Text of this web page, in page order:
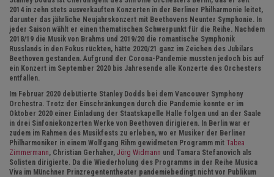
2014 in zehn stets ausverkauften Konzerten in der Berliner Philharmonie leitet,
darunter das jährliche Neujahrskonzert mit Beethovens Neunter Symphonie. In
jeder Saison wählt er einen thematischen Schwerpunkt für die Reihe. Nachdem
2018/19 die Musik von Brahms und 2019/20 die romantische Symphonik
Russlands in den Fokus rückten, hätte 2020/21 ganz im Zeichen des Jubilars
Beethoven gestanden. Aufgrund der Corona-Pandemie mussten jedoch bis auf
ein Konzert im September 2020 bis Jahresende alle Konzerte des Orchesters
entfallen.
Im Februar 2020 debütierte Stanley Dodds bei dem Vancouver Symphony
Orchestra. Trotz der Einschränkungen durch die Pandemie konnte er im
Oktober 2020 einer Einladung der Staatskapelle Halle folgen und an der Saale
in drei Sinfoniekonzerten Werke von Beethoven dirigieren. In Berlin war er
zudem im Rahmen des Musikfests zu erleben, wo er Musiker der Berliner
Philharmoniker in einem Wolfgang Rihm gewidmeten Programm mit Tabea
Zimmermann, Christian Gerhaher, Jörg Widmann und Tamara Stefanovich als
Solisten dirigierte. Da die Wiederholung des Programms in der Reihe Musica
Viva im Münchner Prinzregententheater pandemiebedingt nicht vor Publikum